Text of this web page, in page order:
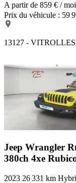
A partir de 859 € /
Prix du véhicule : 59
13127 - VITROLLES
Jeep Wrangler
380ch 4xe
2023 26 331 km